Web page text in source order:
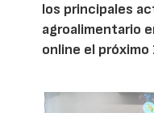
los principales
agroalimentario
online el